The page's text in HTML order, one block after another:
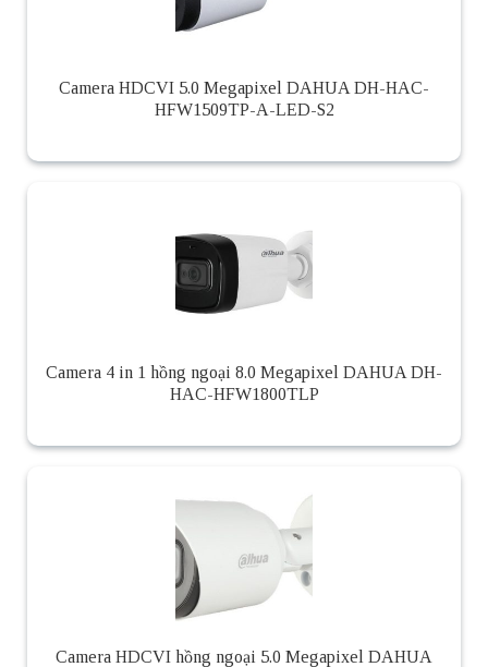
Camera HDCVI 5.0 Megapixel DAHUA DH-HAC-
HFW1509TP-A-LED-S2
Camera 4 in 1 hồng ngoại 8.0 Megapixel DAHUA DH-
HAC-HFW1800TLP
Camera HDCVI hồng ngoại 5.0 Megapixel DAHUA